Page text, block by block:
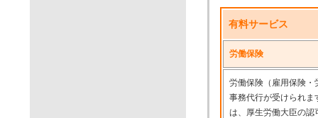
有料サービス
労働保険
労働保険（雇用保険・
事務代行が受けられま
は、厚生労働大臣の認